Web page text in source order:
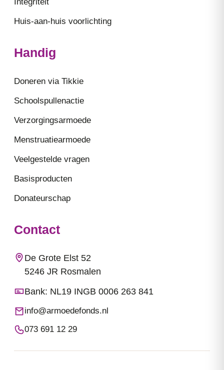
Huis-aan-huis voorlichting
Handig
Doneren via Tikkie
Schoolspullenactie
Verzorgingsarmoede
Menstruatiearmoede
Veelgestelde vragen
Basisproducten
Donateurschap
Contact
De Grote Elst 52
5246 JR Rosmalen
Bank: NL19 INGB 0006 263 841
info@armoedefonds.nl
073 691 12 29